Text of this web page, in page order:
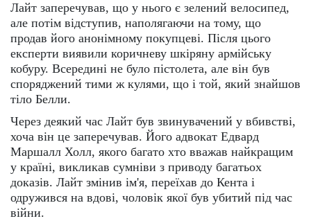
Лайт заперечував, що у нього є зелений велосипед,
але потім відступив, наполягаючи на тому, що
продав його анонімному покупцеві. Після цього
експерти виявили коричневу шкіряну армійську
кобуру. Всередині не було пістолета, але він був
споряджений тими ж кулями, що і той, який знайшов
тіло Белли.
Через деякий час Лайт був звинувачений у вбивстві,
хоча він це заперечував. Його адвокат Едвард
Маршалл Холл, якого багато хто вважав найкращим
у країні, викликав сумніви з приводу багатьох
доказів. Лайт змінив ім'я, переїхав до Кента і
одружився на вдові, чоловік якої був убитий під час
війни.